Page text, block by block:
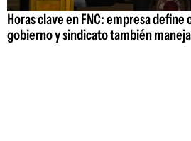
Horas clave en FNC: empresa
gobierno y sindicato también